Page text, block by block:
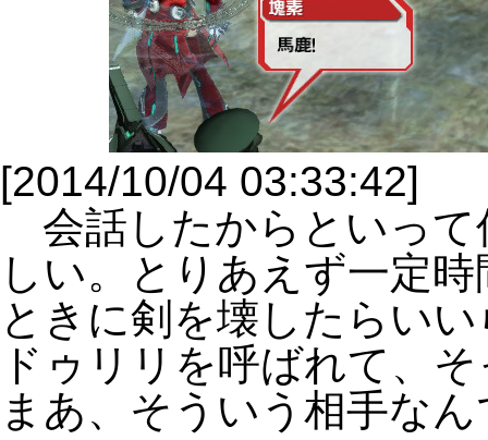
[2014/10/04 03:33:42]
会話したからといって
しい。とりあえず一定
ときに剣を壊したらい
ドゥリリを呼ばれて、
まあ、そういう相手な